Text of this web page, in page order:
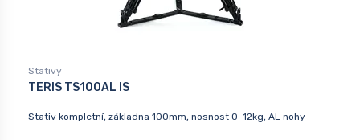
Stativy
TERIS TS100AL IS
Stativ kompletní, základna 100mm, nosnost 0-12kg, AL nohy